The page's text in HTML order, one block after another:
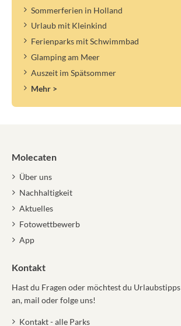
Sommerferien in Holland
Urlaub mit Kleinkind
Ferienparks mit Schwimmbad
Glamping am Meer
Auszeit im Spätsommer
Mehr >
Molecaten
Über uns
Nachhaltigkeit
Aktuelles
Fotowettbewerb
App
Kontakt
Hast du Fragen oder möchtest du
an, mail oder folge uns!
Kontakt - alle Parks